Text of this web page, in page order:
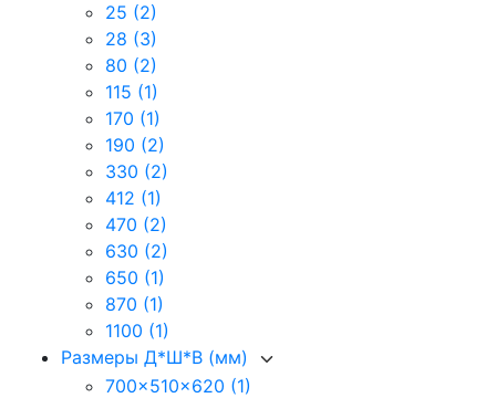
25 (2)
28 (3)
80 (2)
115 (1)
170 (1)
190 (2)
330 (2)
412 (1)
470 (2)
630 (2)
650 (1)
870 (1)
1100 (1)
Размеры Д*Ш*В (мм)
700x510x620 (1)